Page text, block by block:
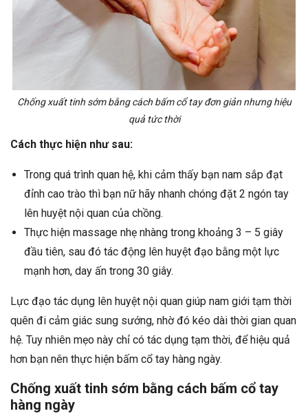
Chống xuất tinh sớm bằng cách bấm cổ tay đơn giản nhưng hiệu
quả tức thời
Cách thực hiện như sau:
Trong quá trình quan hệ, khi cảm thấy bạn nam sắp đạt
đỉnh cao trào thì bạn nữ hãy nhanh chóng đặt 2 ngón tay
lên huyệt nội quan của chồng.
Thực hiện massage nhẹ nhàng trong khoảng 3 – 5 giây
đầu tiên, sau đó tác động lên huyệt đạo bằng một lực
mạnh hơn, day ấn trong 30 giây.
Lực đạo tác dụng lên huyệt nội quan giúp nam giới tạm thời
quên đi cảm giác sung sướng, nhờ đó kéo dài thời gian quan
hệ. Tuy nhiên mẹo này chỉ có tác dụng tạm thời, để hiệu quả
hơn bạn nên thực hiện bấm cổ tay hàng ngày.
Chống xuất tinh sớm bằng cách bấm cổ tay
hàng ngày